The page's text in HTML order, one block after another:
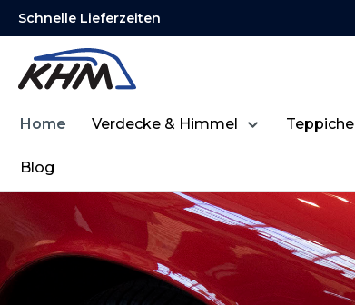
Zur Hauptnavigation springen
Schnelle Lieferzeiten
Home Verdecke & Himmel Teppiche
Blog